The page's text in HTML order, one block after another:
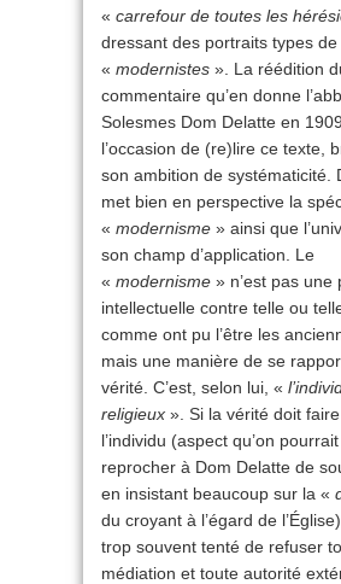
« carrefour de toutes les
dressant des portraits types de
« modernistes ». La réédition
commentaire qu’en donne
Solesmes Dom Delatte en
l’occasion de (re)lire ce texte,
son ambition de systématicité.
met bien en perspective la
« modernisme » ainsi que
son champ d’application. Le
« modernisme » n’est pas une
intellectuelle contre telle ou
comme ont pu l’être les
mais une manière de se
vérité. C’est, selon lui, «
religieux ». Si la vérité doit
l’individu (aspect qu’on
reprocher à Dom Delatte de
en insistant beaucoup sur la «
du croyant à l’égard de
trop souvent tenté de refuser
médiation et toute autorité